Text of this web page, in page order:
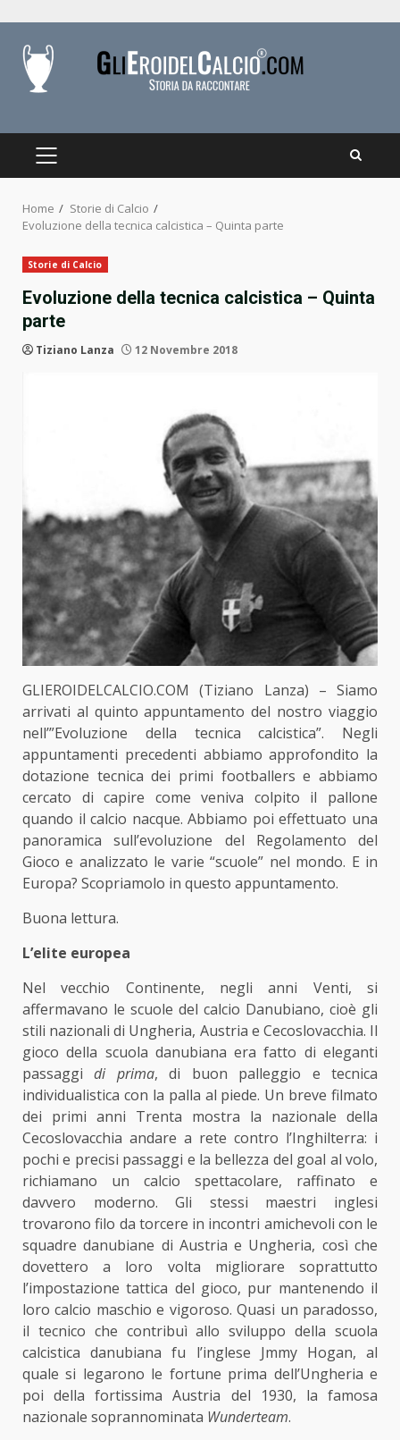
content
PRIMARY
Home
Storie di Calcio
Evoluzione della tecnica calcistica – Quinta parte
Storie di Calcio
Evoluzione della tecnica calcistica – Quinta
parte
Tiziano Lanza 12 Novembre 2018
GLIEROIDELCALCIO.COM (Tiziano Lanza) – Siamo
arrivati al quinto appuntamento del nostro viaggio
nell’”Evoluzione della tecnica calcistica”. Negli
appuntamenti precedenti abbiamo approfondito la
dotazione tecnica dei primi footballers e abbiamo
cercato di capire come veniva colpito il pallone
quando il calcio nacque. Abbiamo poi effettuato una
panoramica sull’evoluzione del Regolamento del
Gioco e analizzato le varie “scuole” nel mondo. E in
Europa? Scopriamolo in questo appuntamento.
Buona lettura.
L’elite europea
Nel vecchio Continente, negli anni Venti, si
affermavano le scuole del calcio Danubiano, cioè gli
stili nazionali di Ungheria, Austria e Cecoslovacchia. Il
gioco della scuola danubiana era fatto di eleganti
passaggidi prima, di buon palleggio e tecnica
individualistica con la palla al piede. Un breve filmato
dei primi anni Trenta mostra la nazionale della
Cecoslovacchia andare a rete contro l’Inghilterra: i
pochi e precisi passaggi e la bellezza del goal al volo,
richiamano un calcio spettacolare, raffinato e
davvero moderno. Gli stessi maestri inglesi
trovarono filo da torcere in incontri amichevoli con le
squadre danubiane di Austria e Ungheria, così che
dovettero a loro volta migliorare soprattutto
l’impostazione tattica del gioco, pur mantenendo il
loro calcio maschio e vigoroso. Quasi un paradosso,
il tecnico che contribuì allo sviluppo della scuola
calcistica danubiana fu l’inglese Jmmy Hogan, al
quale si legarono le fortune prima dell’Ungheria e
poi della fortissima Austria del 1930, la famosa
nazionale soprannominata Wunderteam.